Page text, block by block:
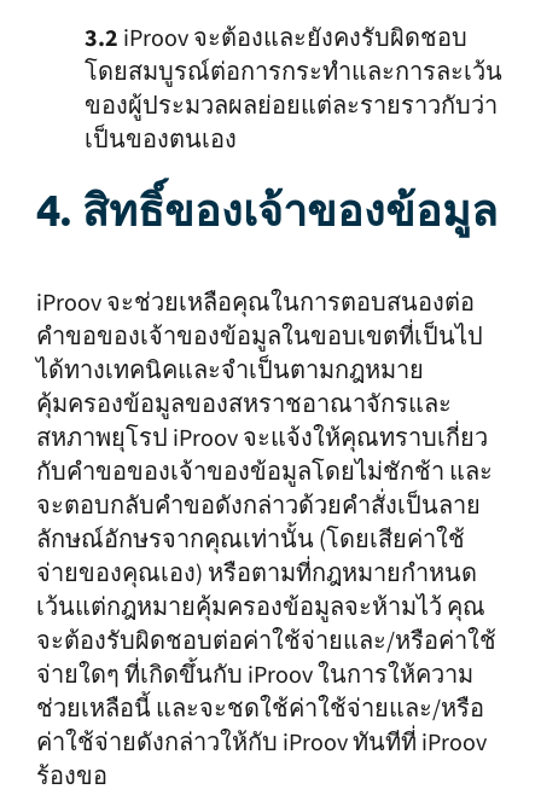
3.2 iProov จะต้องและยังคงรับผิดชอบ
โดยสมบูรณ์ต่อการกระทำและการละเว้น
ของผู้ประมวลผลย่อยแต่ละรายราวกับว่า
เป็นของตนเอง
4. สิทธิ์ของเจ้าของข้อมูล
iProov จะช่วยเหลือคุณในการตอบสนองต่อ
คำขอของเจ้าของข้อมูลในขอบเขตที่เป็นไป
ได้ทางเทคนิคและจำเป็นตามกฎหมาย
คุ้มครองข้อมูลของสหราชอาณาจักรและ
สหภาพยุโรป iProov จะแจ้งให้คุณทราบเกี่ยว
กับคำขอของเจ้าของข้อมูลโดยไม่ชักช้า และ
จะตอบกลับคำขอดังกล่าวด้วยคำสั่งเป็นลาย
ลักษณ์อักษรจากคุณเท่านั้น (โดยเสียค่าใช้
จ่ายของคุณเอง) หรือตามที่กฎหมายกำหนด
เว้นแต่กฎหมายคุ้มครองข้อมูลจะห้ามไว้ คุณ
จะต้องรับผิดชอบต่อค่าใช้จ่ายและ/หรือค่าใช้
จ่ายใดๆ ที่เกิดขึ้นกับ iProov ในการให้ความ
ช่วยเหลือนี้ และจะชดใช้ค่าใช้จ่ายและ/หรือ
ค่าใช้จ่ายดังกล่าวให้กับ iProov ทันทีที่ iProov
ร้องขอ